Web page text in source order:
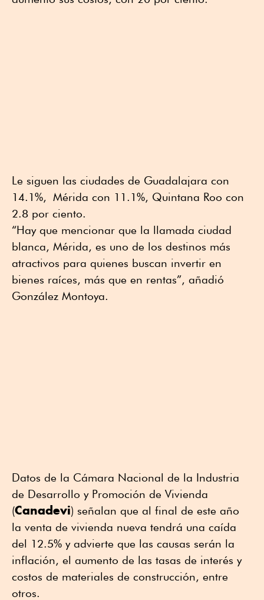
Le siguen las ciudades de Guadalajara con
14.1%, Mérida con 11.1%, Quintana Roo con
2.8 por ciento.
“Hay que mencionar que la llamada ciudad
blanca, Mérida, es uno de los destinos más
atractivos para quienes buscan invertir en
bienes raíces, más que en rentas”, añadió
González Montoya.
Datos de la Cámara Nacional de la Industria
de Desarrollo y Promoción de Vivienda
(Canadevi) señalan que al final de este año
la venta de vivienda nueva tendrá una caída
del 12.5% y advierte que las causas serán la
inflación, el aumento de las tasas de interés y
costos de materiales de construcción, entre
otros.